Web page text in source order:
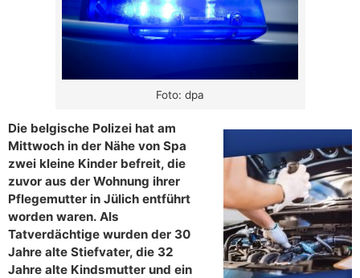
Foto: dpa
Die belgische Polizei hat am
Mittwoch in der Nähe von Spa
zwei kleine Kinder befreit, die
zuvor aus der Wohnung ihrer
Pflegemutter in Jülich entführt
worden waren. Als
Tatverdächtige wurden der 30
Jahre alte Stiefvater, die 32
Jahre alte Kindsmutter und ein